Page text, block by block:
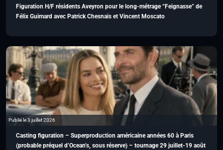
Figuration H/F résidents Aveyron pour le long-métrage “Feignasse” de
Félix Guimard avec Patrick Chesnais et Vincent Moscato
Publié le 3 juillet 2026
Casting figuration – Superproduction américaine années 60 à Paris
(probable préquel d’Ocean’s, sous réserve) – tournage 29 juillet-19 août